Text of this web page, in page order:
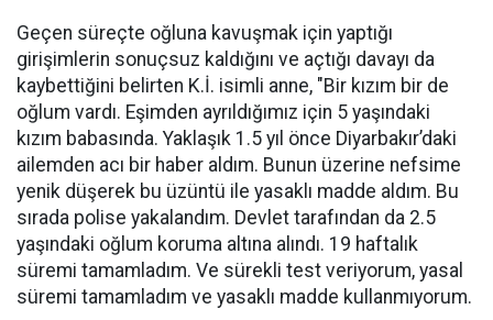
Geçen süreçte oğluna kavuşmak için yaptığı
girişimlerin sonuçsuz kaldığını ve açtığı davayı da
kaybettiğini belirten K.İ. isimli anne, "Bir kızım bir de
oğlum vardı. Eşimden ayrıldığımız için 5 yaşındaki
kızım babasında. Yaklaşık 1.5 yıl önce Diyarbakır’daki
ailemden acı bir haber aldım. Bunun üzerine nefsime
yenik düşerek bu üzüntü ile yasaklı madde aldım. Bu
sırada polise yakalandım. Devlet tarafından da 2.5
yaşındaki oğlum koruma altına alındı. 19 haftalık
süremi tamamladım. Ve sürekli test veriyorum, yasal
süremi tamamladım ve yasaklı madde kullanmıyorum.